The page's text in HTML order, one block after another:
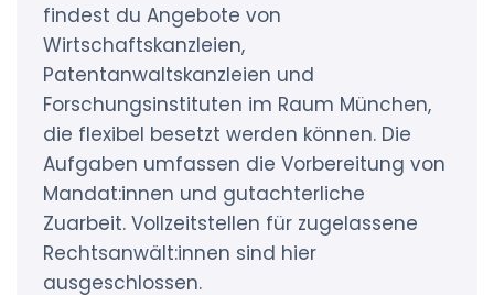
findest du Angebote von
Wirtschaftskanzleien,
Patentanwaltskanzleien und
Forschungsinstituten im Raum München,
die flexibel besetzt werden können. Die
Aufgaben umfassen die Vorbereitung von
Mandat:innen und gutachterliche
Zuarbeit. Vollzeitstellen für zugelassene
Rechtsanwält:innen sind hier
ausgeschlossen.